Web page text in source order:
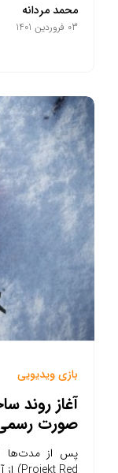
محمد مردانه
03 فروردین 1401
بازی ویدیویی
صورت